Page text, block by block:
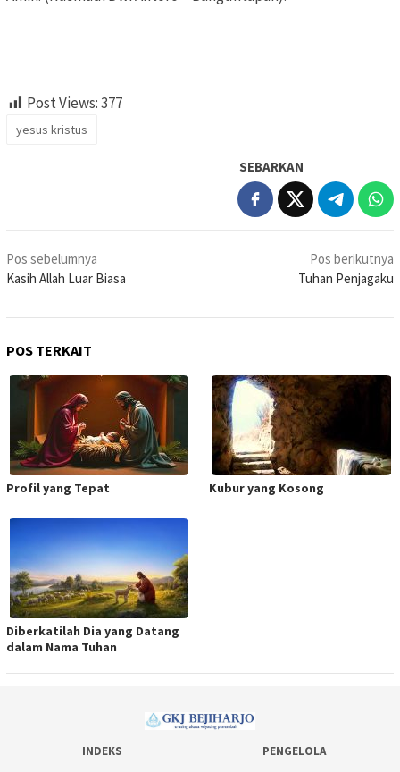
Post Views:377
yesus kristus
SEBARKAN
Navigasi
pos
Pos sebelumnya
Kasih Allah Luar Biasa
Pos berikutnya
Tuhan Penjagaku
POS TERKAIT
Profil yang Tepat Kubur yang Kosong
Diberkatilah Dia yang Datang
dalam Nama Tuhan
INDEKS
PENGELOLA